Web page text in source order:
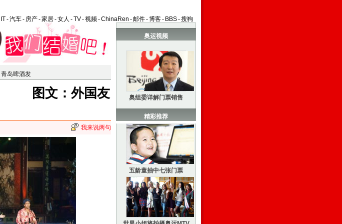
IT-汽车- 房产-家居-女人 -TV-视频-ChinaRen -邮件-博客- BBS-搜狗
青岛啤酒发
图文：外国友
我来说两句
奥运视频
奥组委详解门票销售
精彩推荐
五龄童抽中七张门票